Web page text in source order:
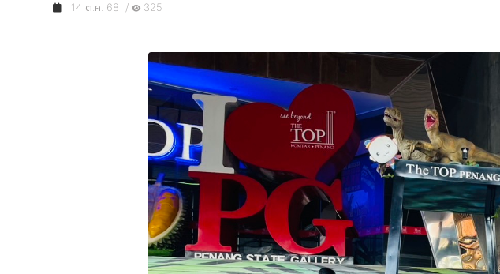
14 ต.ค. 68 / 325